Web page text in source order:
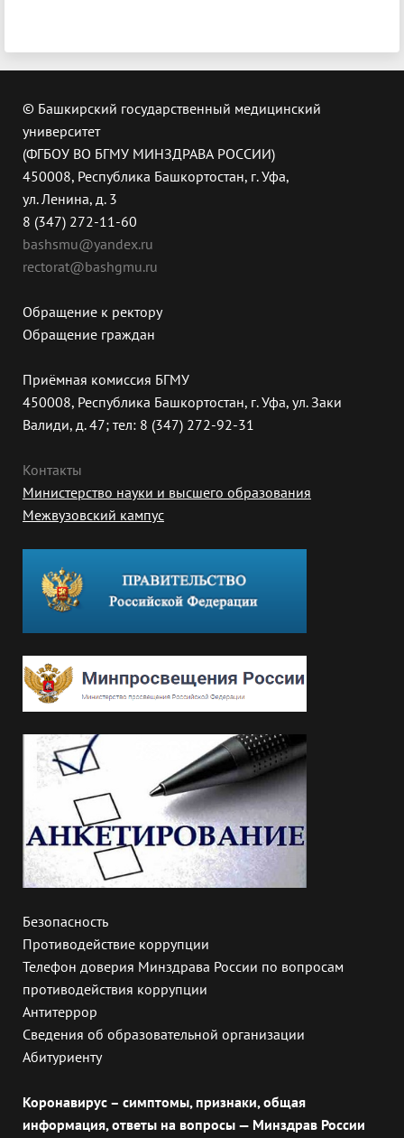
© Башкирский государственный медицинский
университет
(ФГБОУ ВО БГМУ МИНЗДРАВА РОССИИ)
450008, Республика Башкортостан, г. Уфа,
ул. Ленина, д. 3
8 (347) 272-11-60
bashsmu@yandex.ru
rectorat@bashgmu.ru
Обращение к ректору
Обращение граждан
Приёмная комиссия БГМУ
450008, Республика Башкортостан, г. Уфа, ул. Заки
Валиди, д. 47; тел: 8 (347) 272-92-31
Контакты
Министерство науки и высшего образования
Межвузовский кампус
Безопасность
Противодействие коррупции
Телефон доверия Минздрава России по вопросам
противодействия коррупции
Антитеррор
Сведения об образовательной организации
Абитуриенту
Коронавирус – симптомы, признаки, общая
информация, ответы на вопросы — Минздрав России